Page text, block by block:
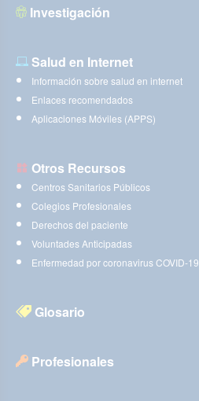
Investigación
Salud en Internet
Información sobre salud en internet
Enlaces recomendados
Aplicaciones Móviles (APPS)
Otros Recursos
Centros Sanitarios Públicos
Colegios Profesionales
Derechos del paciente
Voluntades Anticipadas
Enfermedad por coronavirus COVID-19
Glosario
Profesionales